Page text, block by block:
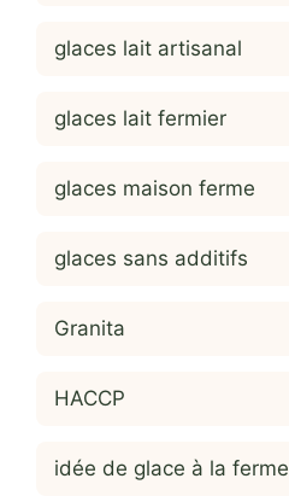
glaces lait artisanal
glaces lait fermier
glaces maison ferme
glaces sans additifs
Granita
HACCP
idée de glace à la ferme